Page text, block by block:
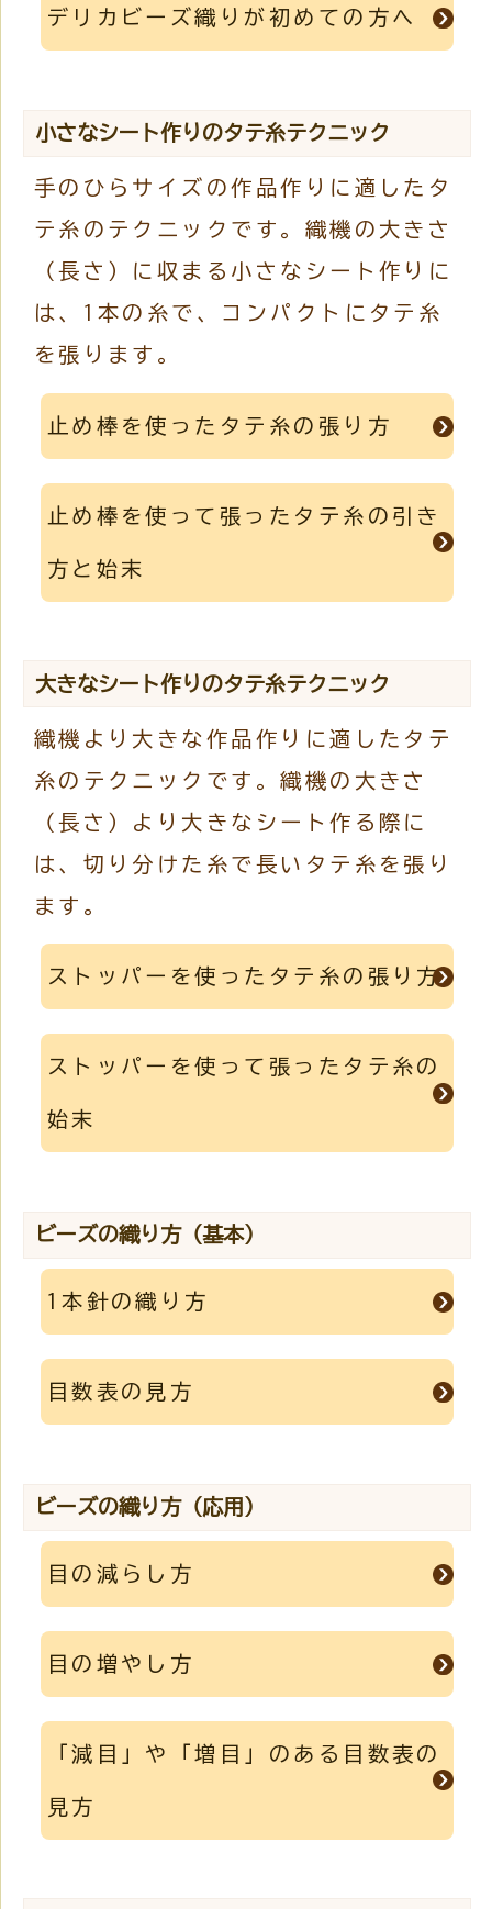
デリカビーズ織りが初めての方へ
小さなシート作りのタテ糸テクニック
手のひらサイズの作品作りに適したタ
テ糸のテクニックです。織機の大きさ
（長さ）に収まる小さなシート作りに
は、1本の糸で、コンパクトにタテ糸
を張ります。
止め棒を使ったタテ糸の張り方
止め棒を使って張ったタテ糸の引き
方と始末
大きなシート作りのタテ糸テクニック
織機より大きな作品作りに適したタテ
糸のテクニックです。織機の大きさ
（長さ）より大きなシート作る際に
は、切り分けた糸で長いタテ糸を張り
ます。
ストッパーを使ったタテ糸の張り方
ストッパーを使って張ったタテ糸の
始末
ビーズの織り方（基本）
1本針の織り方
目数表の見方
ビーズの織り方（応用）
目の減らし方
目の増やし方
「減目」や「増目」のある目数表の
見方